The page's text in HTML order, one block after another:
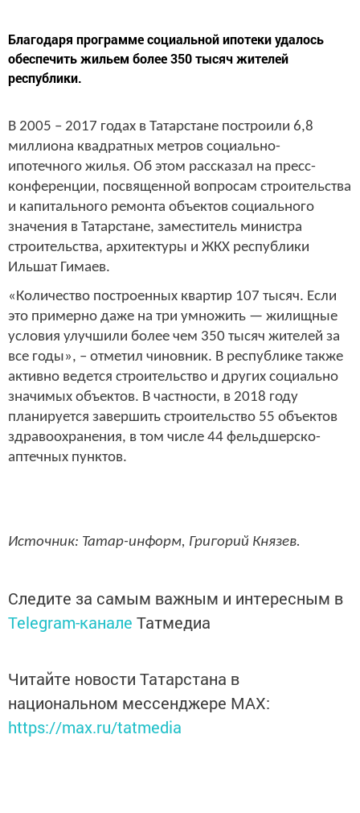
Благодаря программе социальной ипотеки удалось
обеспечить жильем более 350 тысяч жителей
республики.
В 2005 – 2017 годах в Татарстане построили 6,8
миллиона квадратных метров социально-
ипотечного жилья. Об этом рассказал на пресс-
конференции, посвященной вопросам строительства
и капитального ремонта объектов социального
значения в Татарстане, заместитель министра
строительства, архитектуры и ЖКХ республики
Ильшат Гимаев.
«Количество построенных квартир 107 тысяч. Если
это примерно даже на три умножить — жилищные
условия улучшили более чем 350 тысяч жителей за
все годы», – отметил чиновник. В республике также
активно ведется строительство и других социально
значимых объектов. В частности, в 2018 году
планируется завершить строительство 55 объектов
здравоохранения, в том числе 44 фельдшерско-
аптечных пунктов.
Источник: Татар-информ, Григорий Князев.
Следите за самым важным и интересным в
Telegram-канале Татмедиа
Читайте новости Татарстана в
национальном мессенджере MАХ:
https://max.ru/tatmedia